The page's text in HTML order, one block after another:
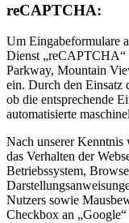
reCAPTCHA:
Um Eingabeformulare
Dienst „reCAPTCHA“
Parkway, Mountain
ein. Durch den Einsatz
ob die entsprechende
automatisierte
Nach unserer
das Verhalten der
Betriebssystem,
Nutzers sowie
Checkbox an „Google“